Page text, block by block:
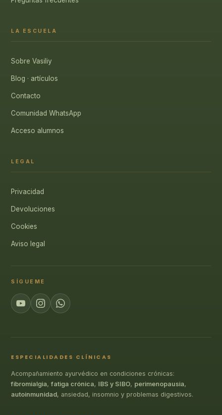
LA ESCUELA
Sobre Vasiliy
Blog · artículos
Contacto
Comunidad WhatsApp
Acceso alumnos
LEGAL
Privacidad
Devoluciones
Cookies
Aviso legal
SÍGUEME
ESPECIALIDADES CLÍNICAS
Acompañamiento ayurvédico en condiciones crónicas:
fibromialgia,fatiga crónica, IBS y SIBO, perimenopausia,
autoinmunidad, ansiedad, insomnio y problemas digestivos.